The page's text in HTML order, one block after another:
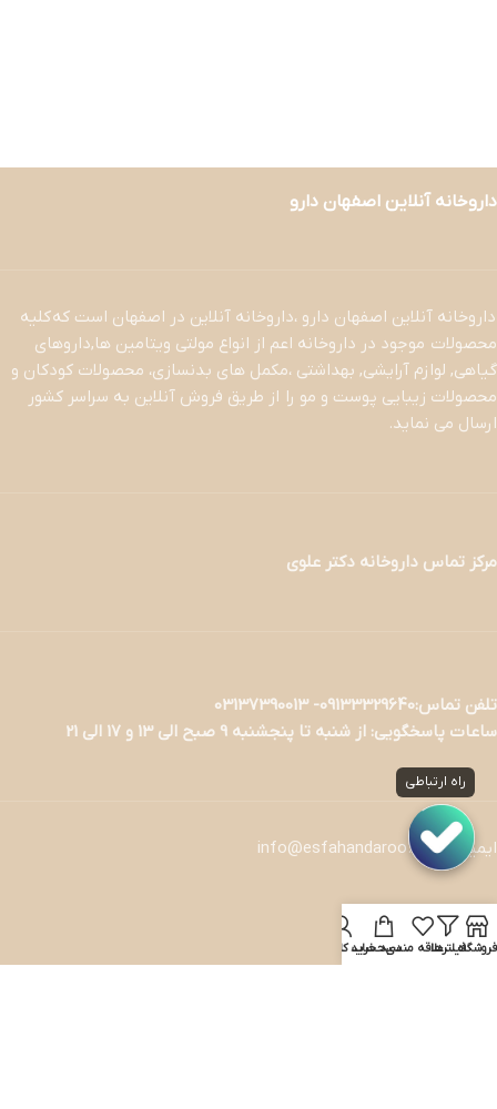
داروخانه آنلاین اصفهان دارو
داروخانه آنلاین اصفهان دارو ،داروخانه آنلاین در اصفهان است که کلیه
محصولات موجود در داروخانه اعم از انواع مولتی ویتامین ها,داروهای
گیاهی, لوازم آرایشی, بهداشتی ،مکمل های بدنسازی، محصولات کودکان و
محصولات زیبایی پوست و مو را از طریق فروش آنلاین به سراسر کشور
ارسال می نماید.
مرکز تماس داروخانه دکتر علوی
تلفن تماس:09133329640- 03137390013
ساعات پاسخگویی: از شنبه تا پنجشنبه 9 صبح الی 13 و 17 الی 21
ایمیل : info@esfahandaroo.com
خدمات مشتریان
فروشگاهفیلترهاعلاقه مندیسبد خرید
حساب کاربری من
راه ارتباطی